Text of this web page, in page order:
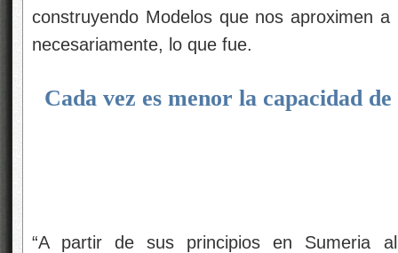
construyendo Modelos que nos aproximen
necesariamente, lo que fue.
Cada vez es menor la capacidad
“A partir de sus principios en Sumeria